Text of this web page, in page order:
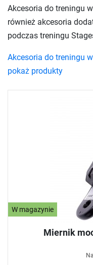
W magazynie
Miernik
Akcesoria do treningu
również akcesoria
podczas treningu
Akcesoria do treningu
pokaż produkty